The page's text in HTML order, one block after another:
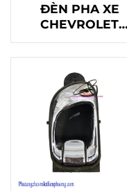
ĐÈN PHA XE
CHEVROLET
VIVANT CHÍNH
HÃNG